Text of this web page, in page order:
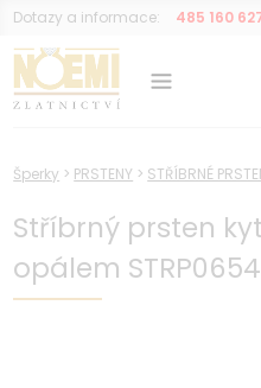
Dotazy a informace: 485 160
Šperky > PRSTENY > STŘÍBRNÉ
Stříbrný prsten
opálem